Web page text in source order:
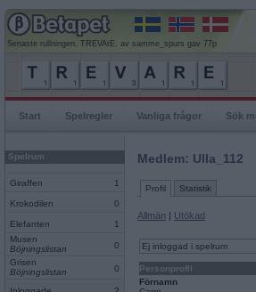
Senaste rullningen, TREVArE, av samme_spurs gav 77p
Start Spelregler Vanliga frågor Sök
Spelrum
Giraffen 1
Krokodilen 0
Elefanten
1
Musen
Böjningslistan
0
Grisen
Böjningslistan
0
Medlem: Ulla_112
Profil Statistik
Allmän | Utökad
Ej inloggad i spelrum
Personprofil
Förnamn